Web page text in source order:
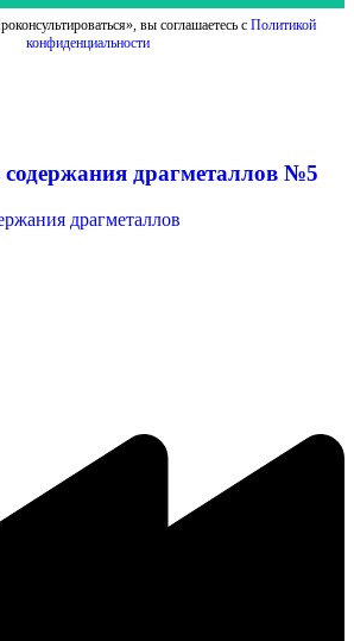
вы соглашаетесь с Политикой
конфиденциальности
содержания драгметаллов №5
драгметаллов